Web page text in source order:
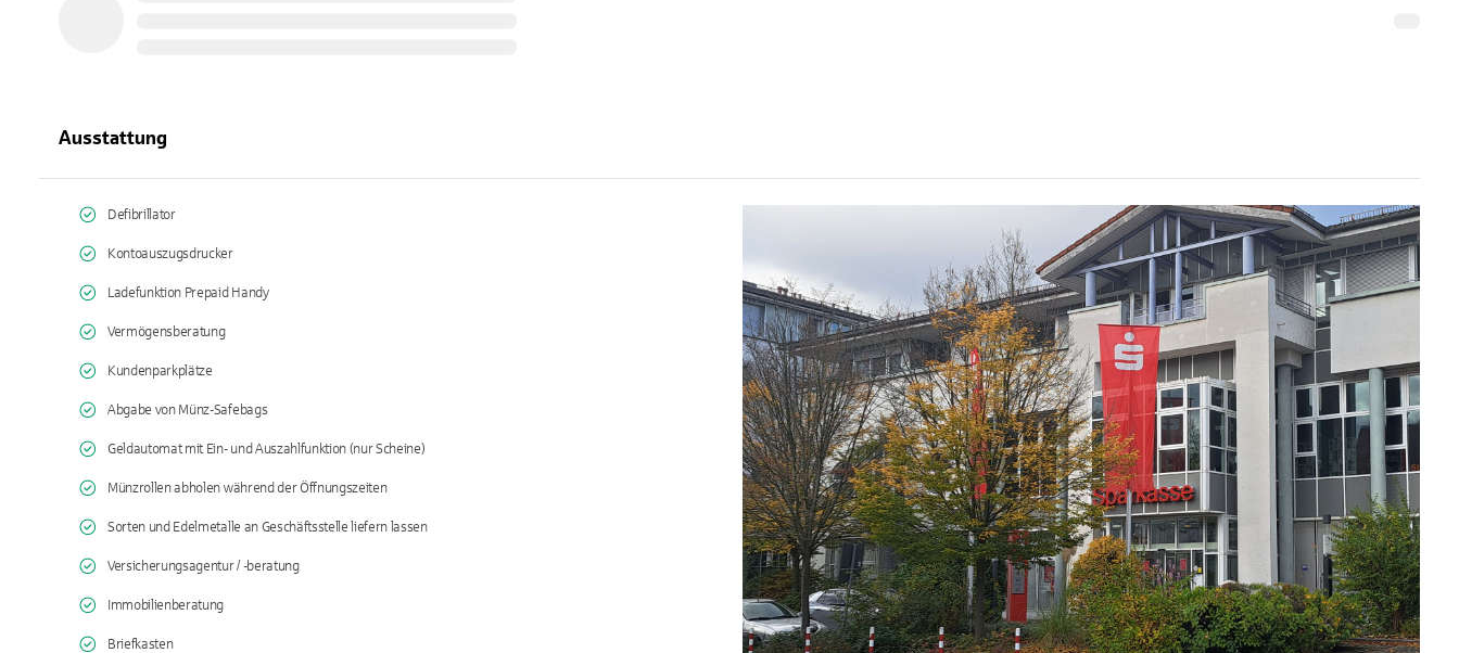
Ausstattung
Defibrillator
Kontoauszugsdrucker
Ladefunktion Prepaid Handy
Vermögensberatung
Kundenparkplätze
Abgabe von Münz-Safebags
Geldautomat mit Ein- und Auszahlfunktion (nur Scheine)
Münzrollen abholen während der Öffnungszeiten
Sorten und Edelmetalle an Geschäftsstelle liefern lassen
Versicherungsagentur / -beratung
Immobilienberatung
Briefkasten